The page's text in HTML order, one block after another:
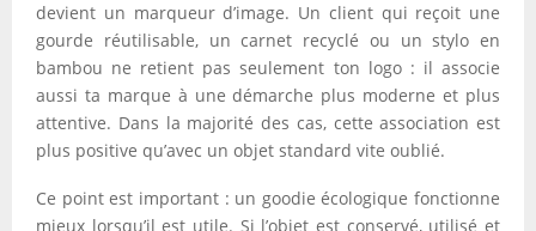
devient un marqueur d’image. Un client qui reçoit une
gourde réutilisable, un carnet recyclé ou un stylo en
bambou ne retient pas seulement ton logo : il associe
aussi ta marque à une démarche plus moderne et plus
attentive. Dans la majorité des cas, cette association est
plus positive qu’avec un objet standard vite oublié.
Ce point est important : un goodie écologique fonctionne
mieux lorsqu’il est utile. Si l’objet est conservé, utilisé et